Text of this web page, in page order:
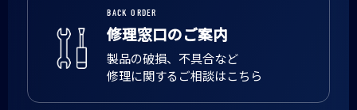
BACK ORDER
修理窓口のご案内
製品の破損、不具合など
修理に関するご相談はこちら